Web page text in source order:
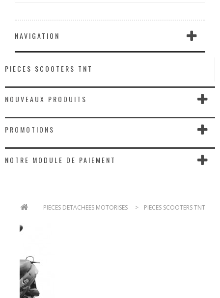
NAVIGATION
PIECES SCOOTERS TNT
NOUVEAUX PRODUITS
PROMOTIONS
NOTRE MODULE DE PAIEMENT
PIECES DETACHEES MOTORISES > PIECES SCOOTERS TNT